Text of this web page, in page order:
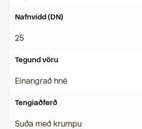
Nafnvídd (DN)
25
Tegund vöru
Einangrað hné
Tengiaðferð
Suða með krumpu